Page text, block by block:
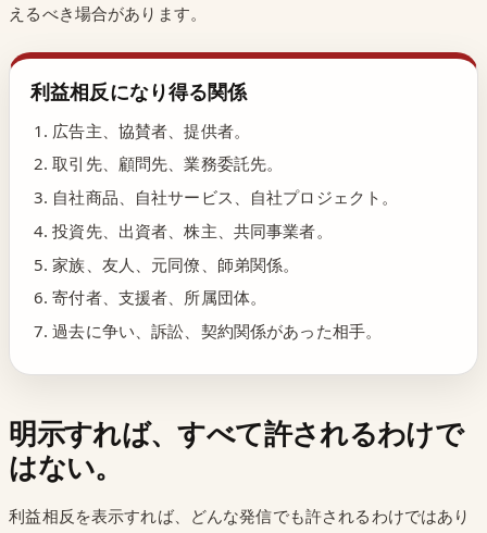
えるべき場合があります。
利益相反になり得る関係
広告主、協賛者、提供者。
取引先、顧問先、業務委託先。
自社商品、自社サービス、自社プロジェクト。
投資先、出資者、株主、共同事業者。
家族、友人、元同僚、師弟関係。
寄付者、支援者、所属団体。
過去に争い、訴訟、契約関係があった相手。
明示すれば、すべて許されるわけで
はない。
利益相反を表示すれば、どんな発信でも許されるわけではあり